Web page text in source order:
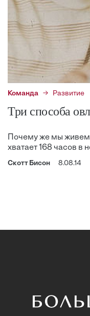
Команда Развитие
Три способа
Почему же мы живем
хватает 168 часов в
Скотт Бисон 8.08.14